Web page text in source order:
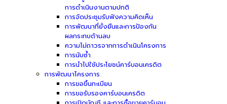
การดำเนินงานตามปกติ
การจัดประชุมรับฟังความคิดเห็น
การพัฒนาที่ยั่งยืนและการป้องกัน
ผลกระทบด้านลบ
ความไม่ถาวรจากการดำเนินโครงการ
การนับซ้ำ
การนำไปใช้ประโยชน์คาร์บอนเครดิต
การพัฒนาโครงการ
การขอขึ้นทะเบียน
การขอรับรองคาร์บอนเครดิต